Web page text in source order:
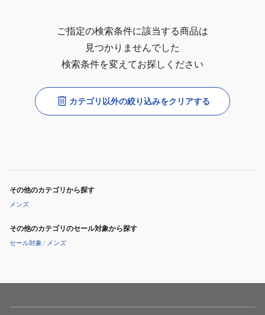
ご指定の検索条件に該当する商品は
見つかりませんでした
検索条件を変えてお探しください
カテゴリ以外の絞り込みをクリアする
その他のカテゴリから探す
メンズ
その他のカテゴリのセール対象から探す
セール対象 / メンズ